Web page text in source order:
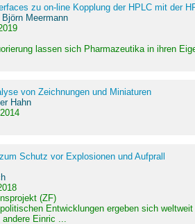
zu on-line Kopplung der HPLC mit der
Meermann
lassen sich Pharmazeutika in ihren
von Zeichnungen und Miniaturen
Hahn
Schutz vor Explosionen und Aufprall
(ZF)
Entwicklungen ergeben sich
Einric ...